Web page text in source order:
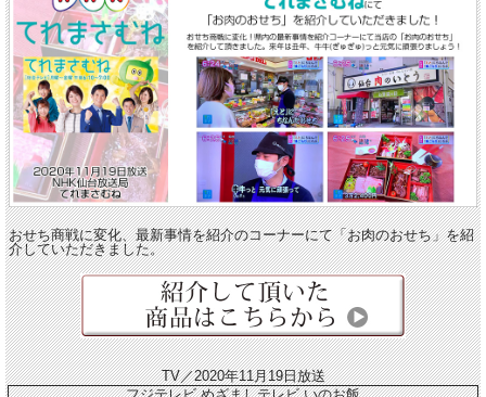
おせち商戦に変化、最新事情を紹介のコーナーにて「お肉のおせち」を紹
介していただきました。
TV／2020年11月19日放送